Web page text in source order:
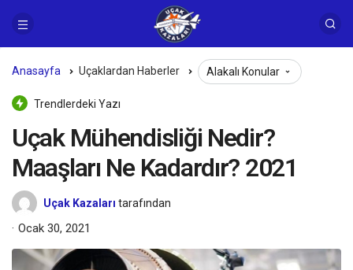
Anasayfa Uçaklardan Haberler Alakalı Konular
Trendlerdeki Yazı
Uçak Mühendisliği Nedir?
Maaşları Ne Kadardır? 2021
Uçak Kazaları tarafından
Ocak 30, 2021